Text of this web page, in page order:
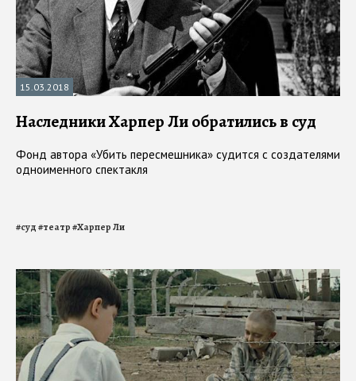
15.03.2018
Наследники Харпер Ли обратились в суд
Фонд автора «Убить пересмешника» судится с создателями
одноименного спектакля
#суд#театр#Харпер Ли